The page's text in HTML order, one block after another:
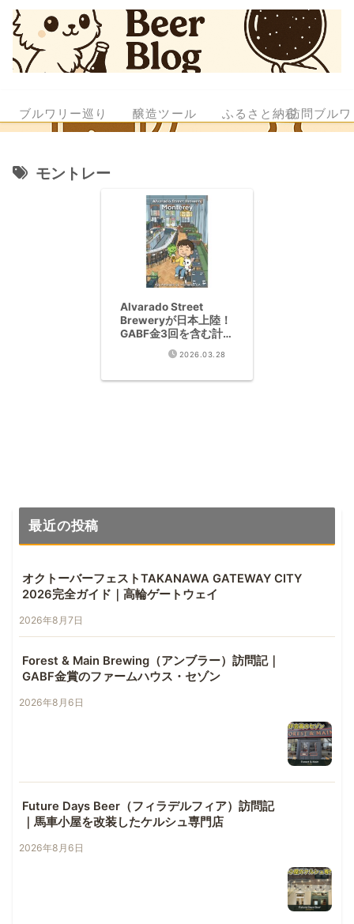
ブルワリー巡り 醸造ツール ふるさと納税訪問ブル
モントレー
Alvarado Street
Breweryが日本上陸！
GABF金3回を含む計8
受賞の実力派｜Mai
Tai P.A. Untappd
2026.03.28
最近の投稿
オクトーバーフェストTAKANAWA GATEWAY CITY
2026完全ガイド｜高輪ゲートウェイ
2026年8月7日
Forest & Main Brewing（アンブラー）訪問記｜
GABF金賞のファームハウス・セゾン
2026年8月6日
Future Days Beer（フィラデルフィア）訪問記
｜馬車小屋を改装したケルシュ専門店
2026年8月6日